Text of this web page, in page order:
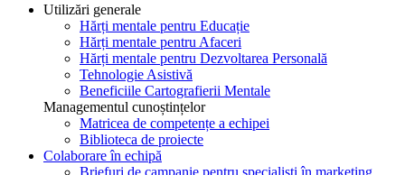
Utilizări generale
Hărți mentale pentru Educație
Hărți mentale pentru Afaceri
Hărți mentale pentru Dezvoltarea Personală
Tehnologie Asistivă
Beneficiile Cartografierii Mentale
Managementul cunoștințelor
Matricea de competențe a echipei
Biblioteca de proiecte
Colaborare în echipă
Briefuri de campanie pentru specialiști în marketing